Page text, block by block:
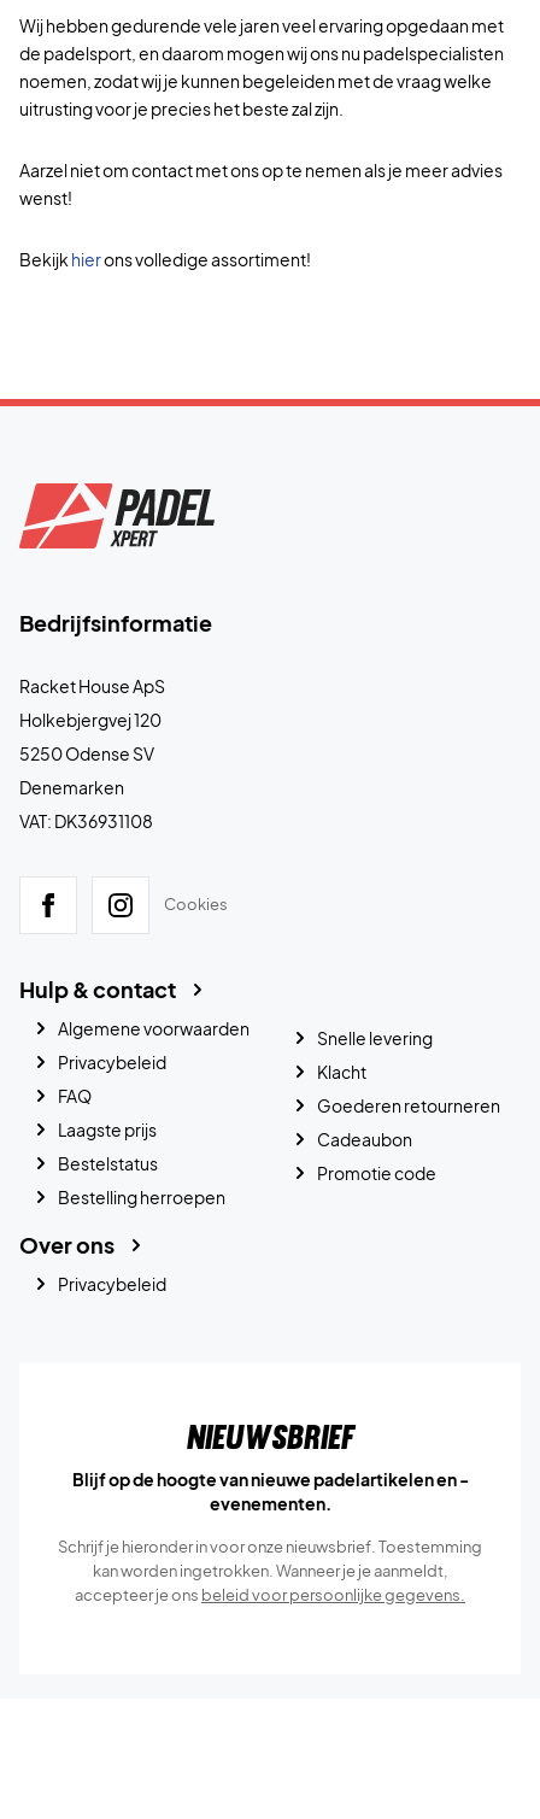
Wij hebben gedurende vele jaren veel ervaring opgedaan met
de padelsport, en daarom mogen wij ons nu padelspecialisten
noemen, zodat wij je kunnen begeleiden met de vraag welke
uitrusting voor je precies het beste zal zijn.
Aarzel niet om contact met ons op te nemen als je meer advies
wenst!
Bekijk hierons volledige assortiment!
Bedrijfsinformatie
Racket House ApS
Holkebjergvej 120
5250 Odense SV
Denemarken
VAT: DK36931108
Cookies
Hulp & contact
Algemene voorwaarden
Privacybeleid
FAQ
Laagste prijs
Bestelstatus
Bestelling herroepen
Snelle levering
Klacht
Goederen retourneren
Cadeaubon
Promotie code
Over ons
Privacybeleid
Nieuwsbrief
Blijf op de hoogte van nieuwe padelartikelen en -
evenementen.
Schrijf je hieronder in voor onze nieuwsbrief. Toestemming
kan worden ingetrokken. Wanneer je je aanmeldt,
accepteer je ons beleid voor persoonlijke gegevens.